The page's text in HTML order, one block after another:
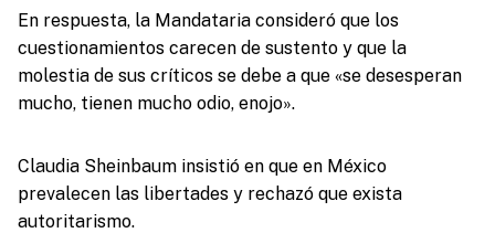
En respuesta, la Mandataria consideró que los
cuestionamientos carecen de sustento y que la
molestia de sus críticos se debe a que «se desesperan
mucho, tienen mucho odio, enojo».
Claudia Sheinbaum insistió en que en México
prevalecen las libertades y rechazó que exista
autoritarismo.